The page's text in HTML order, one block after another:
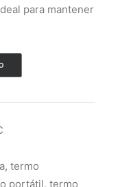
para mantener
, termo
portátil, termo